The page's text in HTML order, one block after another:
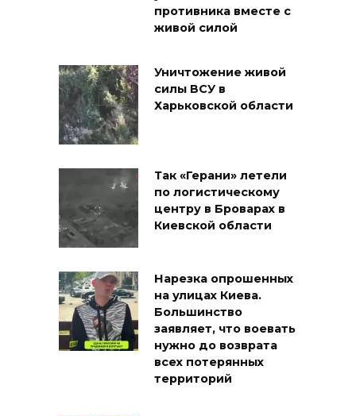
противника вместе с
живой силой
Уничтожение живой
силы ВСУ в
Харьковской области
Так «Герани» летели
по логистическому
центру в Броварах в
Киевской области
Нарезка опрошенных
на улицах Киева.
Большинство
заявляет, что воевать
нужно до возврата
всех потерянных
территорий